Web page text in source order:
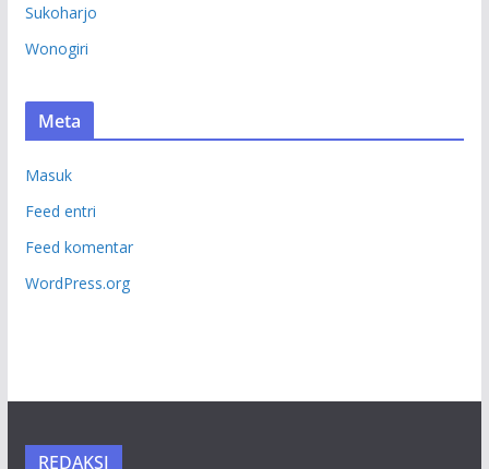
Sukoharjo
Wonogiri
Meta
Masuk
Feed entri
Feed komentar
WordPress.org
REDAKSI